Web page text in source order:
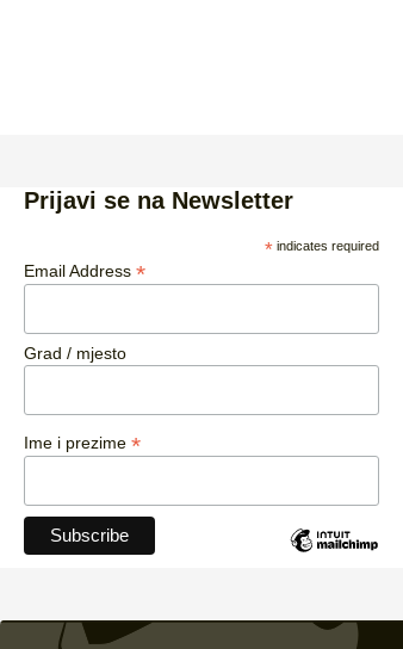
Prijavi se na Newsletter
*indicates required
Email Address *
Grad / mjesto
Ime i prezime *